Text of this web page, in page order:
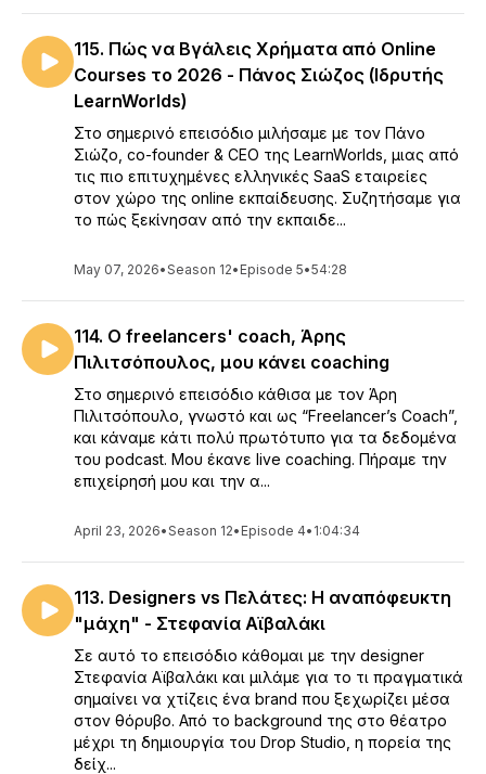
115. Πώς να Βγάλεις Χρήματα από Online
Courses το 2026 - Πάνος Σιώζος (Ιδρυτής
LearnWorlds)
Στο σημερινό επεισόδιο μιλήσαμε με τον Πάνο
Σιώζο, co-founder & CEO της LearnWorlds, μιας από
τις πιο επιτυχημένες ελληνικές SaaS εταιρείες
στον χώρο της online εκπαίδευσης. Συζητήσαμε για
το πώς ξεκίνησαν από την εκπαιδε...
May 07, 2026•Season 12• Episode 5•54:28
114. O freelancers' coach, Άρης
Πιλιτσόπουλος, μου κάνει coaching
Στο σημερινό επεισόδιο κάθισα με τον Άρη
Πιλιτσόπουλο, γνωστό και ως “Freelancer’s Coach”,
και κάναμε κάτι πολύ πρωτότυπο για τα δεδομένα
του podcast. Μου έκανε live coaching. Πήραμε την
επιχείρησή μου και την α...
April 23, 2026•Season 12• Episode 4• 1:04:34
113. Designers vs Πελάτες: Η αναπόφευκτη
"μάχη" - Στεφανία Αϊβαλάκι
Σε αυτό το επεισόδιο κάθομαι με την designer
Στεφανία Αϊβαλάκι και μιλάμε για το τι πραγματικά
σημαίνει να χτίζεις ένα brand που ξεχωρίζει μέσα
στον θόρυβο. Από το background της στο θέατρο
μέχρι τη δημιουργία του Drop Studio, η πορεία της
δείχ...